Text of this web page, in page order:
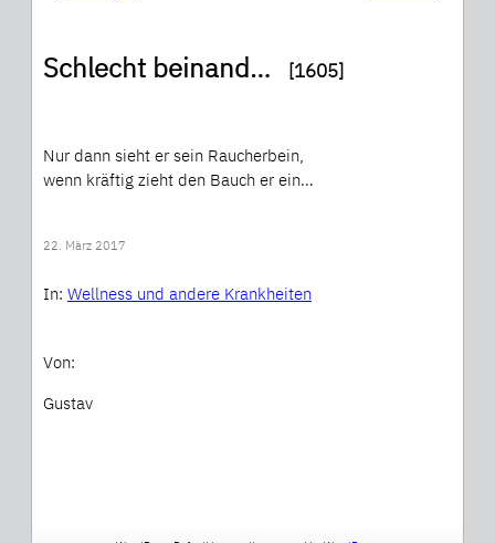
Schlecht beinand… [1605]
Nur dann sieht er sein Raucherbein,
wenn kräftig zieht den Bauch er ein…
22. März 2017
In: Wellness und andere Krankheiten
Von:
Gustav